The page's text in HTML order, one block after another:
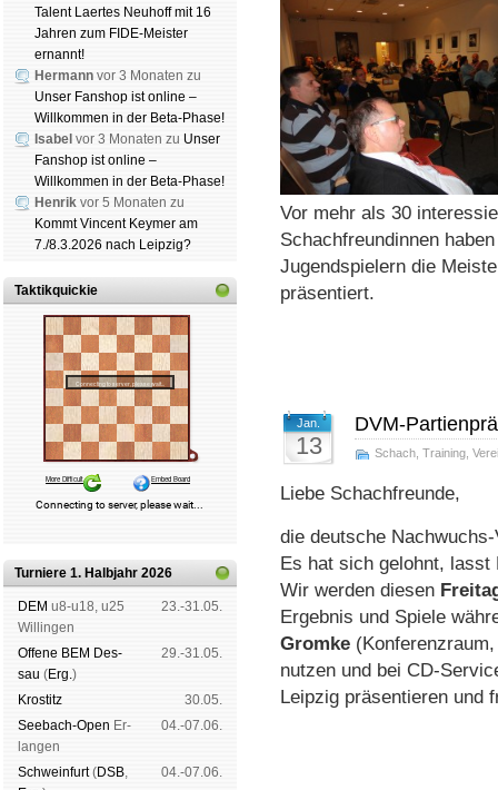
Talent Laertes Neuhoff mit 16
Jahren zum FIDE-Meister
ernannt!
Hermann vor 3 Monaten zu
Unser Fanshop ist online –
Willkommen in der Beta-Phase!
Isabel vor 3 Monaten zu Unser
Fanshop ist online –
Willkommen in der Beta-Phase!
Henrik vor 5 Monaten zu
Kommt Vincent Keymer am
7./8.3.2026 nach Leipzig?
Taktikquickie
Turniere 1. Halbjahr 2026
DEM u8-u18, u25
Wil­lin­gen
23.-31.05.
Offene BEM Des­
sau (Erg.)
29.-31.05.
Kros­titz
30.05.
See­bach-Open Er­
lan­gen
04.-07.06.
Schwein­furt(DSB,
04.-07.06.
Vor mehr als 30
Schachfreundinnen
Jugendspielern die
präsentiert.
Jan.
13
DVM-
Schach Training
Liebe Schachfreunde,
die deutsche
Es hat sich gelohnt,
Wir werden diesen
Ergebnis und Spiele
Gromke
nutzen und bei CD-
Leipzig präsentieren und